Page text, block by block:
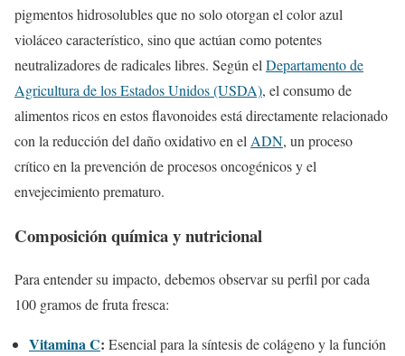
pigmentos hidrosolubles que no solo otorgan el color azul
violáceo característico, sino que actúan como potentes
neutralizadores de radicales libres. Según el Departamento de
Agricultura de los Estados Unidos (USDA), el consumo de
alimentos ricos en estos flavonoides está directamente relacionado
con la reducción del daño oxidativo en el ADN, un proceso
crítico en la prevención de procesos oncogénicos y el
envejecimiento prematuro.
Composición química y nutricional
Para entender su impacto, debemos observar su perfil por cada
100 gramos de fruta fresca:
Vitamina C: Esencial para la síntesis de colágeno y la función